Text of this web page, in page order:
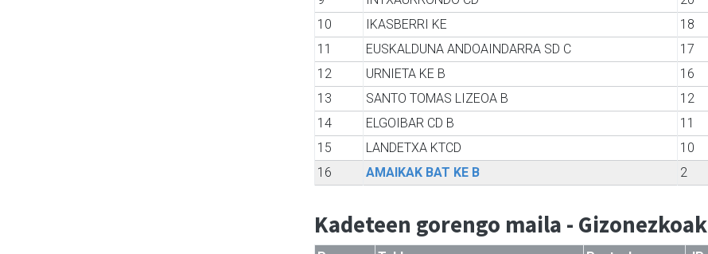
10
IKASBERRI KE 18
11
EUSKALDUNA ANDOAINDARRA SD C 17
12
URNIETA KE B 16
13
SANTO TOMAS LIZEOA B 12
14
ELGOIBAR CD B 11
15
LANDETXA KTCD 10
16
AMAIKAK BAT KE B 2
Kadeteen gorengo maila - Gizonezkoak